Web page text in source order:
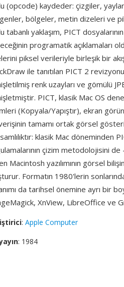
(opcode) kaydeder: çizgiler,
bölgeler, metin dizeleri ve
tabanlı yaklaşım, PICT
programatik açıklamaları
piksel verileriyle birleşik bir
ile tanıtılan PICT 2
renk uzayları ve gömülü
PICT, klasik Mac OS
(Kopyala/Yapıştır), ekran
tamamı ortak görsel
klasik Mac döneminden
çizim metodolojisini
Macintosh yazılımının görsel
Formatın 1980'lerin
da tarihsel önemine ayrı bir
XnView, LibreOffice ve
: Apple Computer
: 1984